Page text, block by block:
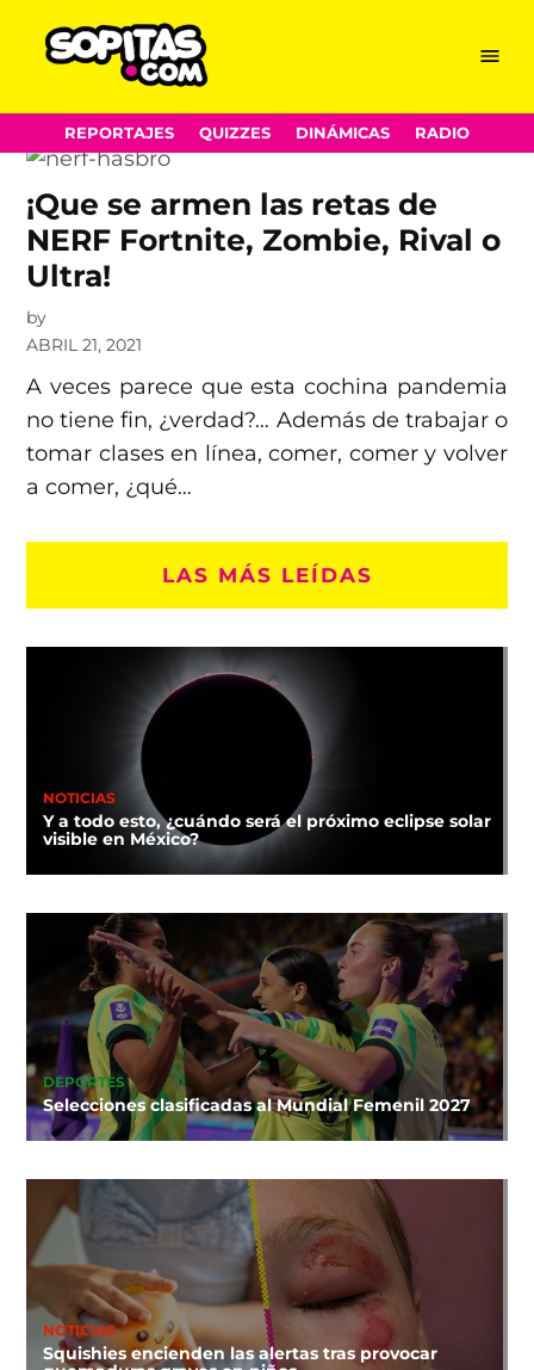
content
Menu
REPORTAJES QUIZZES DINÁMICAS RADIO
Nerf
¡Que se armen las retas de
NERF Fortnite, Zombie, Rival o
Ultra!
by
ABRIL 21, 2021
A veces parece que esta cochina pandemia
no tiene fin, ¿verdad?… Además de trabajar o
tomar clases en línea, comer, comer y volver
a comer, ¿qué…
LAS MÁS LEÍDAS
NOTICIAS
Y a todo esto, ¿cuándo será el próximo eclipse solar
visible en México?
DEPORTES
Selecciones clasificadas al Mundial Femenil 2027
NOTICIAS
Squishies encienden las alertas tras provocar